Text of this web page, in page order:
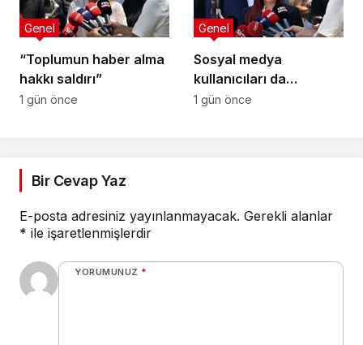
“Toplumun haber alma
hakkı saldırı”
Genel
1 gün önce
Sosyal medya
kullanıcıları da
tehlikede
Genel
1 gün önce
Bir Cevap Yaz
E-posta adresiniz yayınlanmayacak. Gerekli alanlar
* ile işaretlenmişlerdir
YORUMUNUZ *